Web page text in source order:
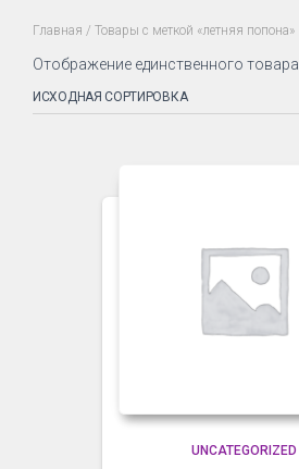
Главная / Товары с меткой «летняя попона»
Отображение единственного товара
UNCATEGORIZED